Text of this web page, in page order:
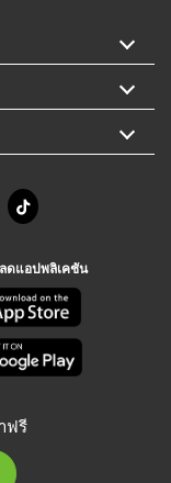
ดแอปพลิเคชัน
ฟรี